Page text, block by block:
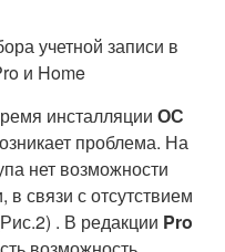
учетной записи в
и Home
инсталляции ОС
проблема. На
нет возможности
в связи с отсутствием
. В редакции Pro